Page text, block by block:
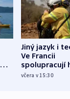
Jiný jazyk i
Ve Francii
spolupracují
různých zemí
včera v 15:30